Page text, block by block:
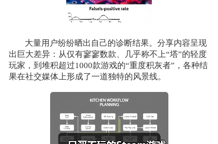
大量用户纷纷晒出自己的诊断结果。分享内容呈现
出巨大差异：从仅有寥寥数款、几乎称不上“塔”的轻度
玩家，到堆积超过1000款游戏的“重度积灰者”，各种结
果在社交媒体上形成了一道独特的风景线。